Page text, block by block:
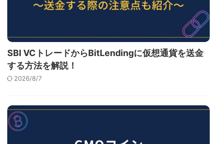
SBI VCトレードからBitLendingに仮想通貨を送金
する方法を解説！
2026/8/7